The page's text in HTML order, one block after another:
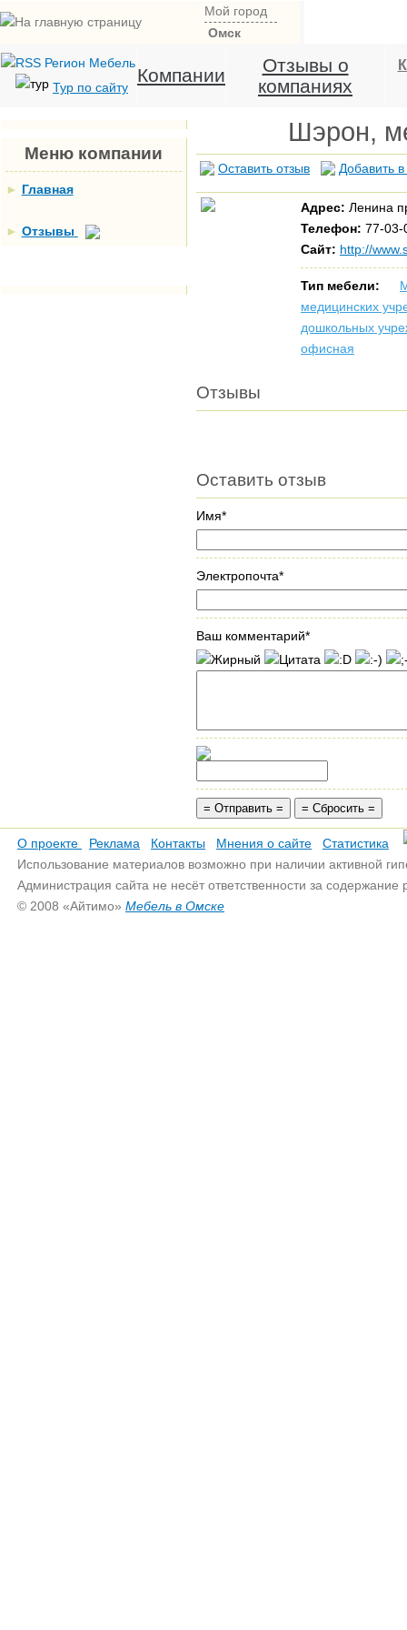
Мой город
Омск
Тур по сайту
Компании
Отзывы о
компаниях
Меню компании
► Главная
► Отзывы
Шэрон,
Оставить отзыв Добавить в
Адрес: Ленина
Телефон: 77-03-
Сайт: http://
Тип мебели:
медицинских
дошкольных
офисная
Отзывы
Оставить отзыв
Имя*
Электропочта*
Ваш комментарий*
О проекте Реклама Контакты Мнения о сайте
Статистика
Использование материалов возможно при наличии активной
Администрация сайта не несёт ответственности за
© 2008 «Айтимо» Мебель в Омске